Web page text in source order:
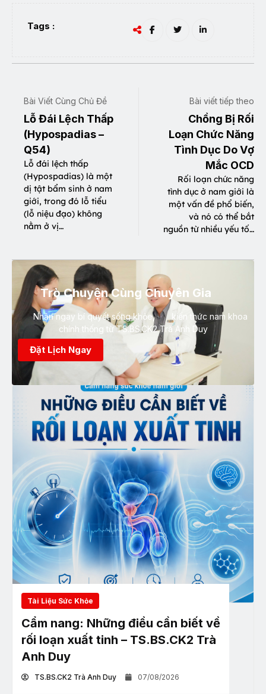
Tags :
Bài Viết Cùng Chủ Đề
Lỗ Đái Lệch Thấp
(Hypospadias –
Q54)
Lỗ đái lệch thấp
(Hypospadias) là một
dị tật bẩm sinh ở nam
giới, trong đó lỗ tiểu
(lỗ niệu đạo) không
nằm ở vị…
Bài viết tiếp theo
Chồng Bị Rối
Loạn Chức Năng
Tình Dục Do Vợ
Mắc OCD
Rối loạn chức năng
tình dục ở nam giới là
một vấn đề phổ biến,
và nó có thể bắt
nguồn từ nhiều yếu tố…
Trò Chuyện Cùng Chuyên Gia
Nhận ngay bí quyết sống khỏe, kiến thức nam khoa
chính thống từ TS.BS.CK2 Trà Anh Duy
Đặt Lịch Ngay
Tài Liệu Sức Khỏe
Cẩm nang: Những điều cần biết về
rối loạn xuất tinh – TS.BS.CK2 Trà
Anh Duy
TS.BS.CK2 Trà Anh Duy 07/08/2026